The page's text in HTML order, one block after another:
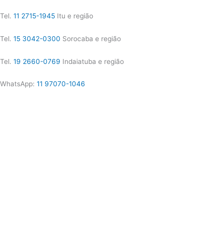
Tel. 11 2715-1945 Itu e região
Tel. 15 3042-0300 Sorocaba e região
Tel. 19 2660-0769 Indaiatuba e região
WhatsApp: 11 97070-1046